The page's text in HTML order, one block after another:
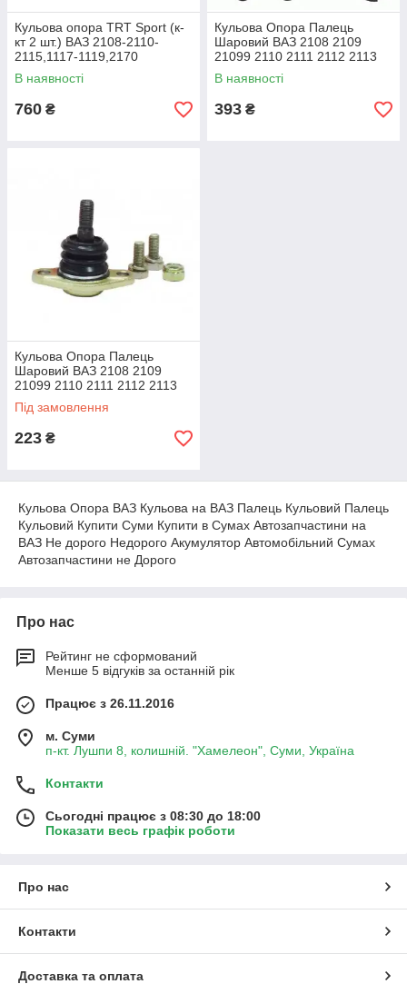
Кульова опора TRT Sport (к-
кт 2 шт.) ВАЗ 2108-2110-
2115,1117-1119,2170
Посилені
В наявності
760 ₴
Кульова Опора Палець
Шаровий ВАЗ 2108 2109
21099 2110 2111 2112 2113
2114 2115 2170 1117
Lemforder
В наявності
393 ₴
Кульова Опора Палець
Шаровий ВАЗ 2108 2109
21099 2110 2111 2112 2113
2114 2115 2170 1117 Profit
Під замовлення
223 ₴
Кульова Опора ВАЗ Кульова на ВАЗ Палець Кульовий Палець
Кульовий Купити Суми Купити в Сумах Автозапчастини на
ВАЗ Не дорого Недорого Акумулятор Автомобільний Сумах
Автозапчастини не Дорого
Про нас
Рейтинг не сформований
Менше 5 відгуків за останній рік
Працює з 26.11.2016
м. Суми
п-кт. Лушпи 8, колишній. "Хамелеон", Суми, Україна
Контакти
Сьогодні працює з 08:30 до 18:00
Показати весь графік роботи
Про нас
Контакти
Доставка та оплата